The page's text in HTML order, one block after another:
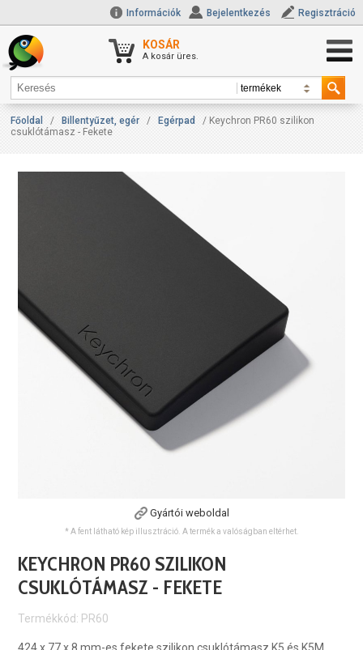
Információk Bejelentkezés Regisztráció
KOSÁR
A kosár üres.
Főoldal / Billentyűzet, egér / Egérpad
/ Keychron PR60 szilikon
csuklótámasz - Fekete
Gyártói weboldal
* A fent látható kép illusztráció. A termék a valóságban eltérhet.
KEYCHRON PR60 SZILIKON
CSUKLÓTÁMASZ - FEKETE
Termékkód: PR60
424 x 77 x 8 mm-es fekete szilikon csuklótámasz K5 és K5M